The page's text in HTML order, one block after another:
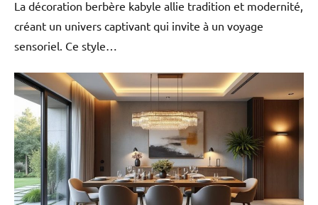
La décoration berbère kabyle allie tradition et modernité,
créant un univers captivant qui invite à un voyage
sensoriel. Ce style…